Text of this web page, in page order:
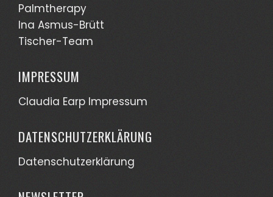
Palmtherapy
Ina Asmus-Brütt
Tischer-Team
IMPRESSUM
Claudia Earp Impressum
DATENSCHUTZERKLÄRUNG
Datenschutzerklärung